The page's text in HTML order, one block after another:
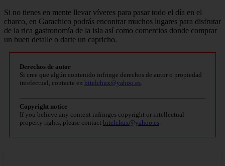
Si no tienes en mente llevar víveres para pasar todo el día en el
charco, en Garachico podrás encontrar muchos lugares para disfrutar
de la rica gastronomía de la isla así como comercios donde comprar
un buen detalle o darte un capricho.
Derechos de autor
Si cree que algún contenido infringe derechos de autor o propiedad
intelectual, contacte en bitelchux@yahoo.es
Copyright notice
If you believe any content infringes copyright or intellectual
property rights, please contact bitelchux@yahoo.es